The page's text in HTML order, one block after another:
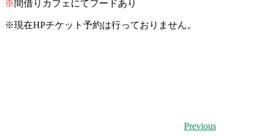
※ 間借りカフェにてフードあり
※現在HPチケット予約は行っておりません。
Previous